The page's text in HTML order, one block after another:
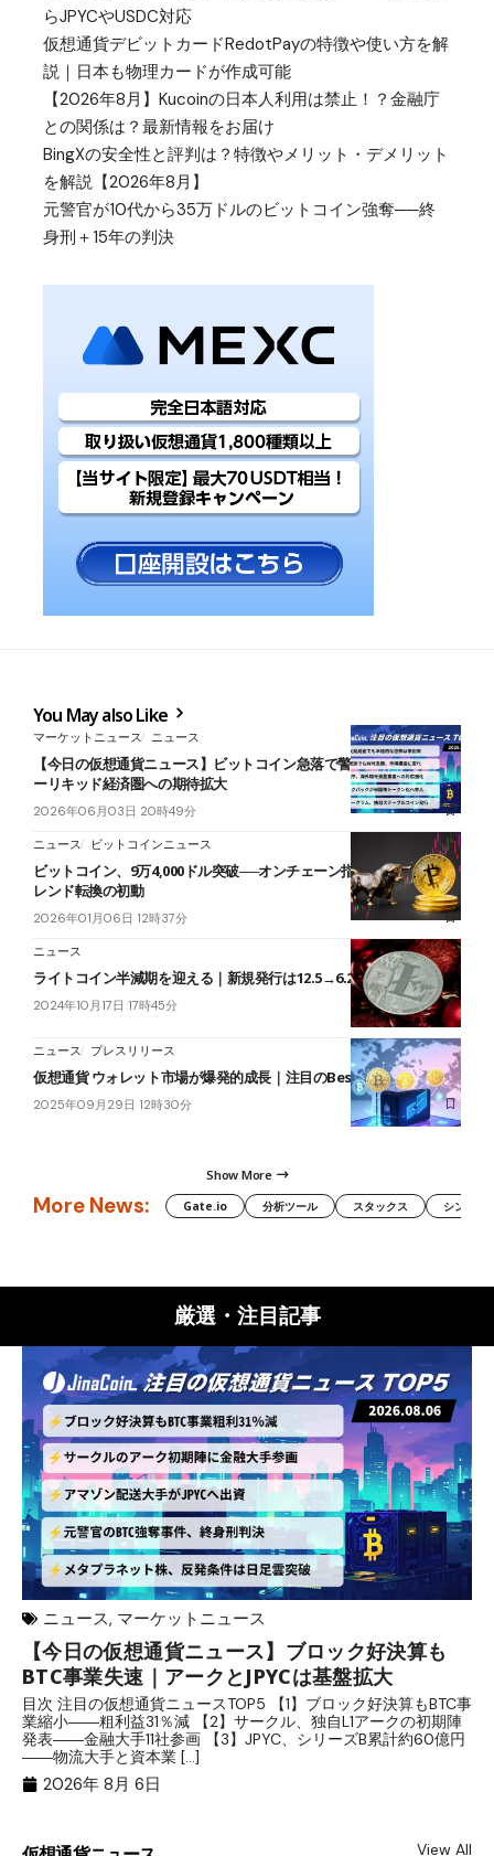
らJPYCやUSDC対応
仮想通貨デビットカードRedotPayの特徴や使い方を解
説｜日本も物理カードが作成可能
【2026年8月】Kucoinの日本人利用は禁止！？金融庁
との関係は？最新情報をお届け
BingXの安全性と評判は？特徴やメリット・デメリット
を解説【2026年8月】
元警官が10代から35万ドルのビットコイン強奪──終
身刑＋15年の判決
You May also Like
マーケットニュース ニュース
【今日の仮想通貨ニュース】ビットコイン急落で警戒継続｜ハイパ
ーリキッド経済圏への期待拡大
2026年06月03日 20時49分
ニュース ビットコインニュース
ビットコイン、9万4,000ドル突破──オンチェーン指標が示す上昇ト
レンド転換の初動
2026年01月06日 12時37分
ニュース
ライトコイン半減期を迎える｜新規発行は12.5→6.25に半減
2024年10月17日 17時45分
ニュース プレスリリース
仮想通貨 ウォレット市場が爆発的成長｜注目のBest Walletとは
2025年09月29日 12時30分
Show More
More News: Gate.io 分析ツール スタックス シンボル
厳選・注目記事
ニュース, マーケットニュース
【今日の仮想通貨ニュース】ブロック好決算も
BTC事業失速｜アークとJPYCは基盤拡大
目次 注目の仮想通貨ニュースTOP5 【1】ブロック好決算もBTC事
業縮小――粗利益31％減 【2】サークル、独自L1アークの初期陣
発表――金融大手11社参画 【3】JPYC、シリーズB累計約60億円
――物流大手と資本業 […]
2026年 8月 6日
View All